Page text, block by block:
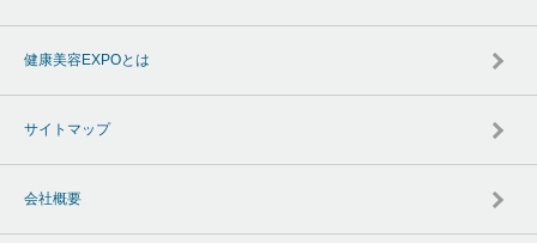
健康美容EXPOとは
サイトマップ
会社概要